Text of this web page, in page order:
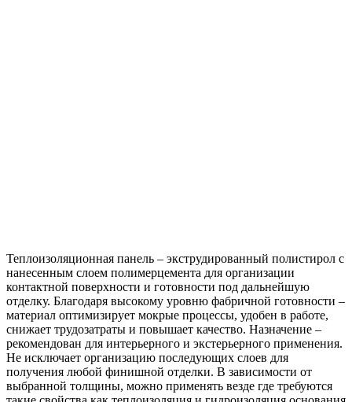
Теплоизоляционная панель – экструдированный полистирол с
нанесенным слоем полимерцемента для организации
контактной поверхности и готовности под дальнейшую
отделку. Благодаря высокому уровню фабричной готовности –
материал оптимизирует мокрые процессы, удобен в работе,
снижает трудозатраты и повышает качество. Назначение –
рекомендован для интерьерного и экстерьерного применения.
Не исключает организацию последующих слоев для
получения любой финишной отделки. В зависимости от
выбранной толщины, можно применять везде где требуются